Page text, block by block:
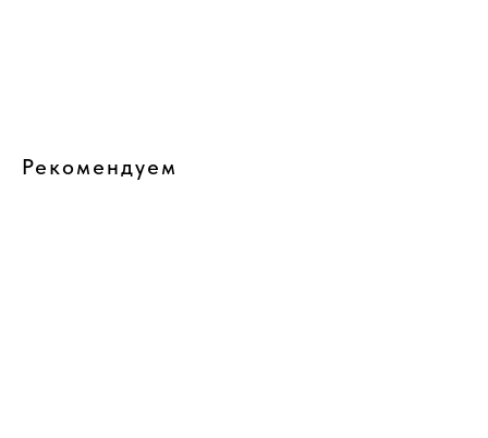
Рекомендуем